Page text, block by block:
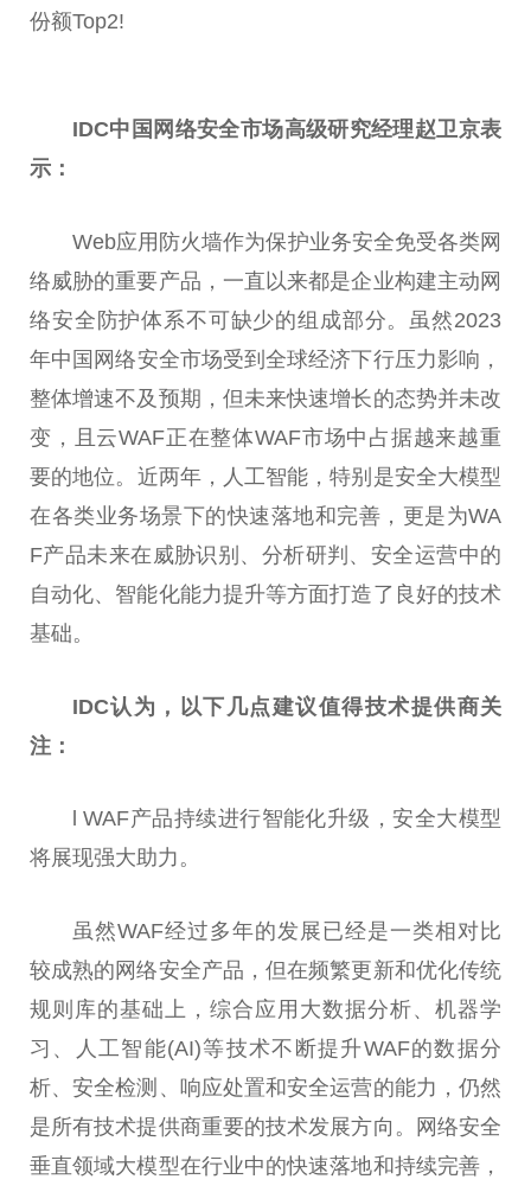
份额Top2!
IDC中国 网络安全市场高级研究经理赵卫京表
示：
Web应用防火墙作为保护业务安全免受各类网
络威胁的重要产品，一直以来都是企业构建主动网
络安全防护体系不可缺少的组成部分。虽然2023
年中国 网络安全市场受到全球经济下行压力影响，
整体增速不及预期，但未来快速增长的态势并未改
变，且云WAF正在整体WAF市场中占据越来越重
要的地位。 近两年，人工智能，特别是安全大模型
在各类业务场景下的快速落地和完善，更是为WA
F产品未来在威胁识别、分析研判、安全运营中的
自动化、智能化能力提升等方面打造了良好的技术
基础。
IDC认为，以下几点建议值得技术提供商关
注：
l WAF产品持续进行智能化升级，安全大模型
将展现强大助力。
虽然WAF经过多年的发展已经是一类相对比
较成熟的网络安全产品，但在频繁更新和优化传统
规则库的基础上，综合应用大数据分析、机器学
习 、人工智能(AI)等技术不断提升WAF的数据分
析、安全检测、响应处置和安全运营的能力，仍然
是所有技术提供商重要的技术发展方向。网络安全
垂直领域大模型在行业中的快速落地和持续完善，